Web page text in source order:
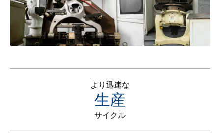
より迅速な
生産
サイクル